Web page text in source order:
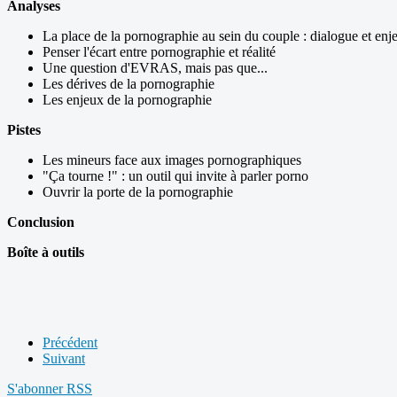
Analyses
La place de la pornographie au sein du couple : dialogue et
Penser l'écart entre pornographie et réalité
Une question d'EVRAS, mais pas que...
Les dérives de la pornographie
Les enjeux de la pornographie
Pistes
Les mineurs face aux images pornographiques
"Ça tourne !" : un outil qui invite à parler porno
Ouvrir la porte de la pornographie
Conclusion
Boîte à outils
Précédent
Suivant
S'abonnerRSS